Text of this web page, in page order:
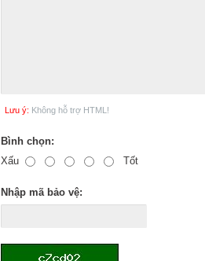
Lưu ý: Không hỗ trợ HTML!
Bình chọn:
Xấu
Tốt
Nhập mã bảo vệ: